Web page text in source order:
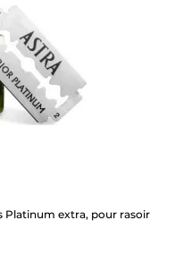
Platinum extra, pour rasoir